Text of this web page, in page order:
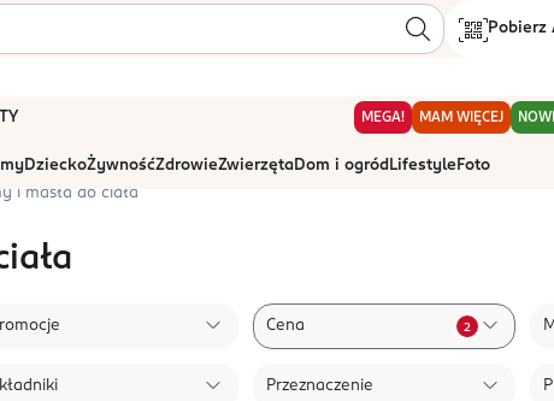
Pobierz
MEGA! MAM WIĘCEJ
DzieckoŻywnośćZdrowieZwierzętaDom i ogród Lifestyle Foto
i masła do ciała
Cena 2
Przeznaczenie